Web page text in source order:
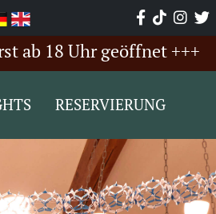
Uhr geöffnet +++
RESERVIERUNG